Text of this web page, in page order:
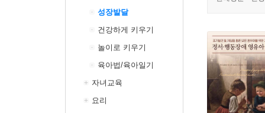
성장발달
건강하게 키우기
놀이로 키우기
육아법/육아일기
자녀교육
요리